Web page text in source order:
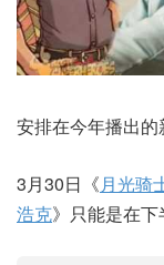
安排在今年播出的
3月30日《月光骑
浩克》只能是在下